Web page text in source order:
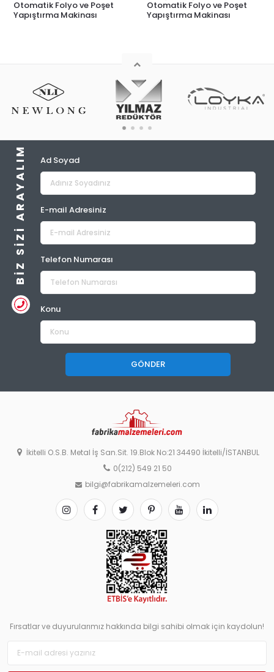
Otomatik Folyo ve Poşet
Yapıştırma Makinası
Otomatik Folyo ve Poşet
Yapıştırma Makinası
BIZ SIZI ARAYALIM Ad Soyad
E-mail Adresiniz
Telefon Numarası
Konu
GÖNDER
İkitelli O.S.B. Metal İş San.Sit. 19.Blok No:21 34490 İkitelli/İSTANBUL
0(212) 549 21 50
bilgi@fabrikamalzemeleri.com
Fırsatlar ve duyurularımız hakkında bilgi sahibi olmak için kaydolun!